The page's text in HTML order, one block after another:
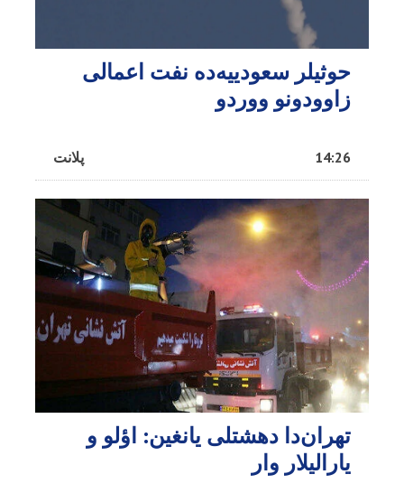
حوثیلر سعودییه‌ده نفت اعمالی
زاوودونو ووردو
پلانت 14:26
تهران‌دا دهشتلی یانغین: اؤلو و
یارالیلار وار